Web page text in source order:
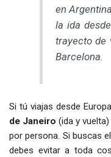
en
la ida
trayecto de
Barcelona.
Si tú viajas desde
de Janeiro (ida y
por persona. Si buscas
debes evitar a toda